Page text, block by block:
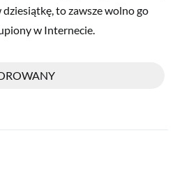
dziesiątkę, to zawsze wolno go
w Internecie.